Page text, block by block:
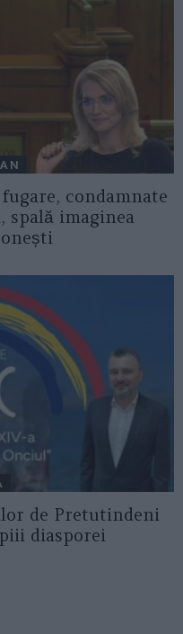
condamnate
imaginea
de Pretutindeni
diasporei